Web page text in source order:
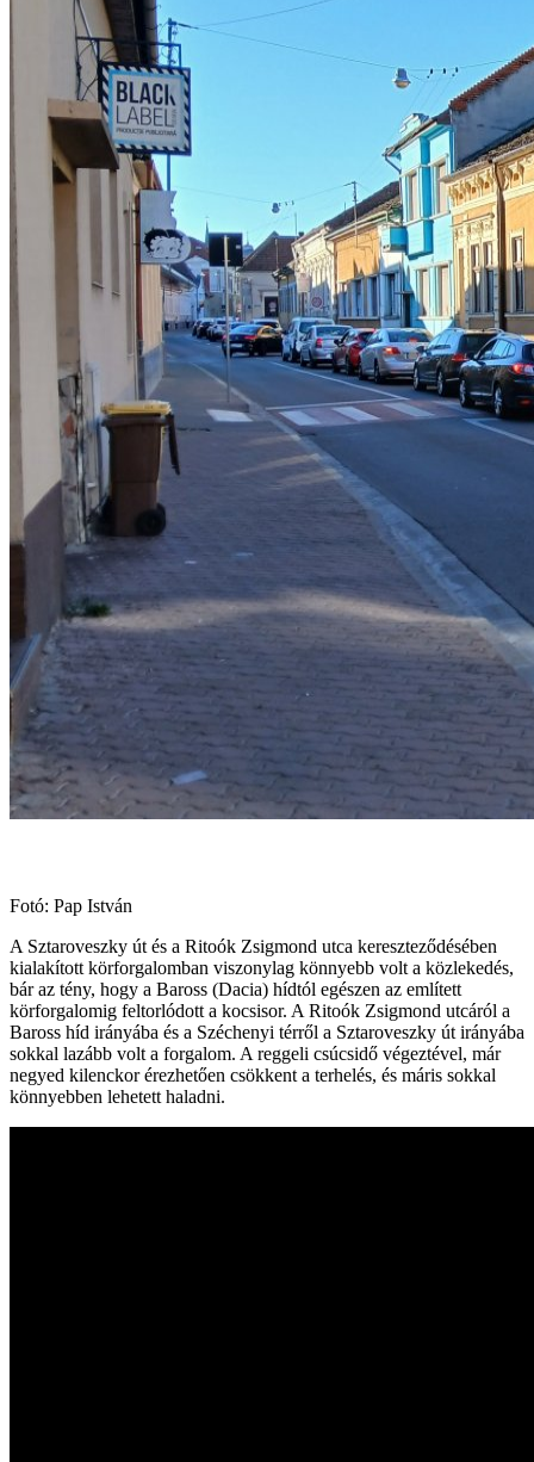
Fotó: Pap István
A Sztaroveszky út és a Ritoók Zsigmond utca kereszteződésében
kialakított körforgalomban viszonylag könnyebb volt a közlekedés,
bár az tény, hogy a Baross (Dacia) hídtól egészen az említett
körforgalomig feltorlódott a kocsisor. A Ritoók Zsigmond utcáról a
Baross híd irányába és a Széchenyi térről a Sztaroveszky út irányába
sokkal lazább volt a forgalom. A reggeli csúcsidő végeztével, már
negyed kilenckor érezhetően csökkent a terhelés, és máris sokkal
könnyebben lehetett haladni.